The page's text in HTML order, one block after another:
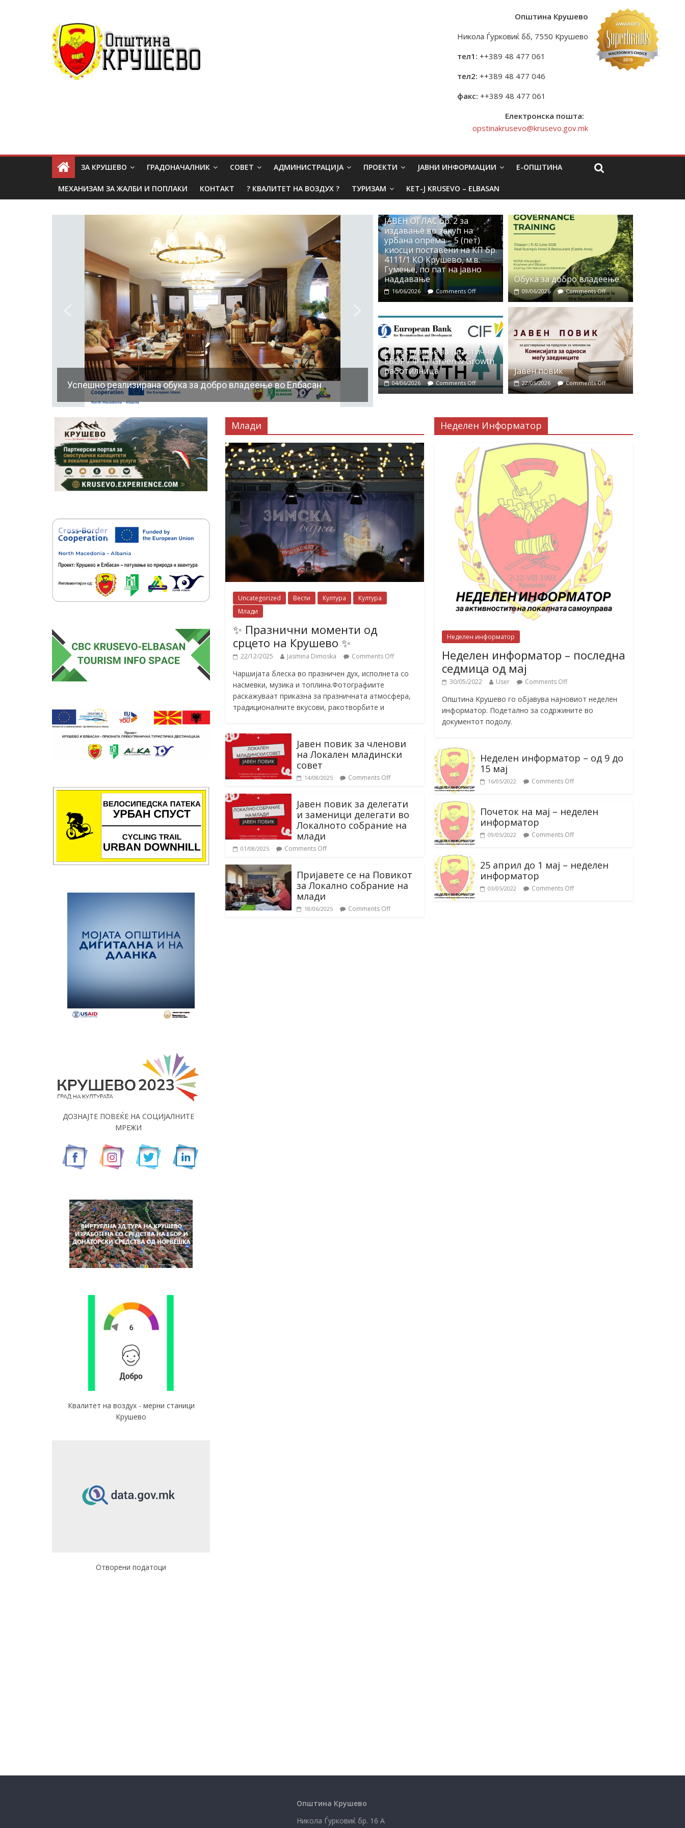
Општина Крушево
Никола Ѓурковиќ бб, 7550 Крушево
тел1: ++389 48 477 061
тел2: ++389 48 477 046
факс: ++389 48 477 061
Електронска пошта:
opstinakrusevo@krusevo.gov.mk
ЗА КРУШЕВО ГРАДОНАЧАЛНИК СОВЕТ АДМИНИСТРАЦИЈА ПРОЕКТИ ЈАВНИ ИНФОРМАЦИИ Е-ОПШТИНА
МЕХАНИЗАМ ЗА ЖАЛБИ И ПОПЛАКИ КОНТАКТ ? КВАЛИТЕТ НА ВОЗДУХ ? ТУРИЗАМ KET-J KRUSEVO – ELBASAN
Успешно реализирана обука за добро владеење во Елбасан
ЈАВЕН ОГЛАС бр. 2 за
издавање во закуп на
урбана опрема – 5 (пет)
киосци поставени на КП бр.
4111/1 КО Крушево, м.в.
Гумење, по пат на јавно
наддавање
16/06/2026 Comments Off
Обука за добро владеење
09/06/2026 Comments Off
Известување за практична
ЕБОР / ФЧТ Green & Growth
работилница
04/06/2026 Comments Off
Јавен повик
22/05/2026 Comments Off
Млади
Uncategorized Вести Култура
Култура
Млади
✨ Празнични моменти од
срцето на Крушево ✨
22/12/2025 Jasmina Dimoska Comments Off
Чаршијата блеска во празничен дух, исполнета со
насмевки, музика и топлина.Фотографиите
раскажуваат приказна за празничната атмосфера,
традиционалните вкусови, ракотворбите и
Јавен повик за членови
на Локален младински
совет
14/08/2025 Comments Off
Јавен повик за делегати
и заменици делегати во
Локалното собрание на
млади
01/08/2025 Comments Off
Пријавете се на Повикот
за Локално собрание на
млади
18/06/2025 Comments Off
Неделен Информатор
Неделен информатор
Неделен информатор – последна
седмица од мај
30/05/2022 User Comments Off
Општина Крушево го објавува најновиот неделен
информатор. Подетално за содржините во
документот подолу.
Неделен информатор – од 9 до
15 мај
16/05/2022 Comments Off
Почеток на мај – неделен
информатор
09/05/2022 Comments Off
25 април до 1 мај – неделен
информатор
03/05/2022 Comments Off
ДОЗНАЈТЕ ПОВЕЌЕ НА СОЦИЈАЛНИТЕ
МРЕЖИ
Квалитет на воздух - мерни станици
Крушево
Отворени податоци
Општина Крушево
Никола Ѓурковиќ бр. 16 А